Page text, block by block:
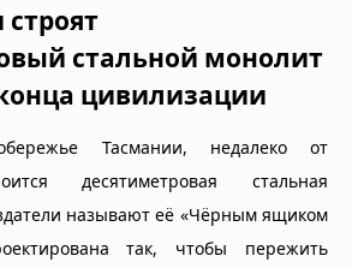
стальной монолит
цивилизации
Тасмании, недалеко от
десятиметровая стальная
называют её «Чёрным ящиком
так, чтобы пережить